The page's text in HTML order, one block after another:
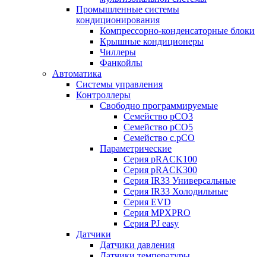
Промышленные системы
кондиционирования
Компрессорно-конденсаторные блоки
Крышные кондиционеры
Чиллеры
Фанкойлы
Автоматика
Системы управления
Контроллеры
Свободно программируемые
Семейство pCO3
Семейство pCO5
Семейство c.pCO
Параметрические
Серия pRACK100
Серия pRACK300
Серия IR33 Универсальные
Серия IR33 Холодильные
Серия EVD
Серия MPXPRO
Серия PJ easy
Датчики
Датчики давления